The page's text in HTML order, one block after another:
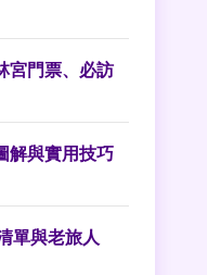
宮門票、必訪
解與實用技巧
單與老旅人